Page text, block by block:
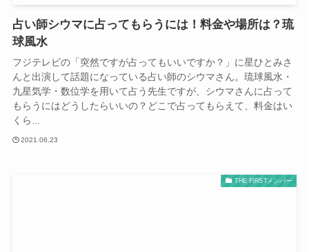
占い師シウマに占ってもらうには！料金や場所は？琉
球風水
フジテレビの「突然ですが占ってもいいですか？」に星ひとみさ
んと出演して話題になっている占い師のシウマさん。琉球風水・
九星気学・数位学を用いて占う先生ですが、シウマさんに占って
もらうにはどうしたらいいの？どこで占ってもらえて、料金はい
くら...
2021.06.23
THE FIRSTメンバー